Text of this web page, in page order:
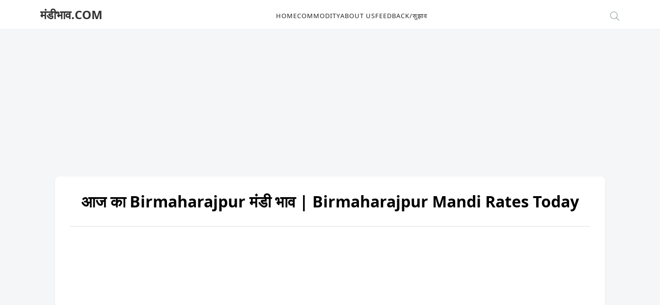
मंडीभाव.COM HOMECOMMODITYABOUT USFEEDBACK/सुझाव
आज का Birmaharajpur मंडी भाव | Birmaharajpur Mandi Rates Today